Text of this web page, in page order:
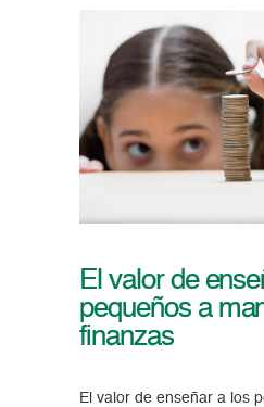
El valor de
pequeños a
finanzas
El valor de enseñar a los